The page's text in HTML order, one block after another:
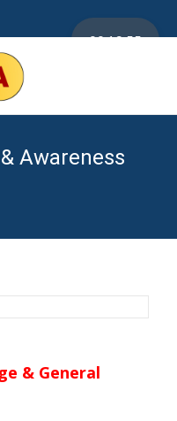
Awareness
00:19:55
& General